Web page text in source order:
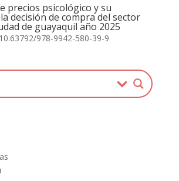
precios psicológico y su
decisión de compra del sector
de guayaquil año 2025
978-9942-580-39-9